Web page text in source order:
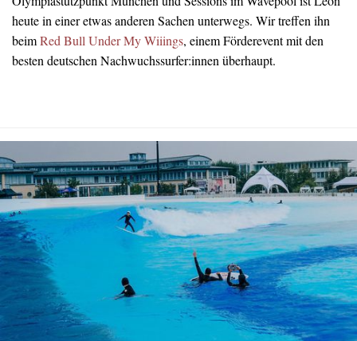
heute in einer etwas anderen Sachen unterwegs. Wir treffen ihn
beimRed Bull Under My Wiiings, einem Förderevent mit den
besten deutschen Nachwuchssurfer:innen überhaupt.